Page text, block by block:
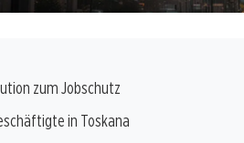
zum Jobschutz
in Toskana